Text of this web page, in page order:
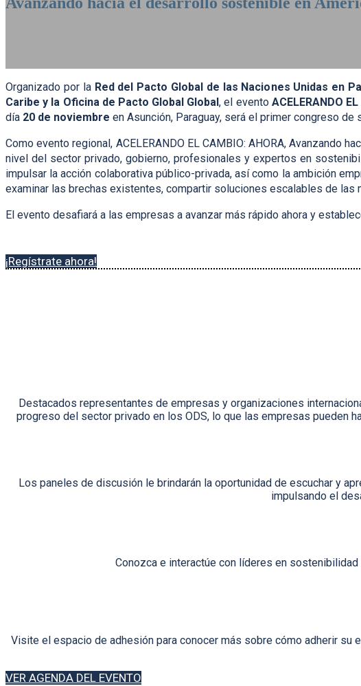
Organizado por la Red del Pacto Global de las Naciones Unidas en
Caribe y la Oficina de Pacto Global Global, el evento ACELERANDO
día 20 de noviembre en Asunción, Paraguay, será el primer congreso
Como evento regional, ACELERANDO EL CAMBIO: AHORA,
nivel del sector privado, gobierno, profesionales y expertos en
impulsar la acción colaborativa público-privada, así como la ambición
examinar las brechas existentes, compartir soluciones escalables de las
El evento desafiará a las empresas a avanzar más rápido ahora y
¡Regístrate ahora!
Destacados representantes de empresas y organizaciones
progreso del sector privado en los ODS, lo que las empresas pueden
Los paneles de discusión le brindarán la oportunidad de escuchar y
impulsando el
Conozca e interactúe con líderes en
Visite el espacio de adhesión para conocer más sobre cómo adherir
VER AGENDA DEL EVENTO